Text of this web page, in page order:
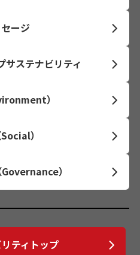
ージ
サステナビリティ
）
）
Governance）
ティトップ